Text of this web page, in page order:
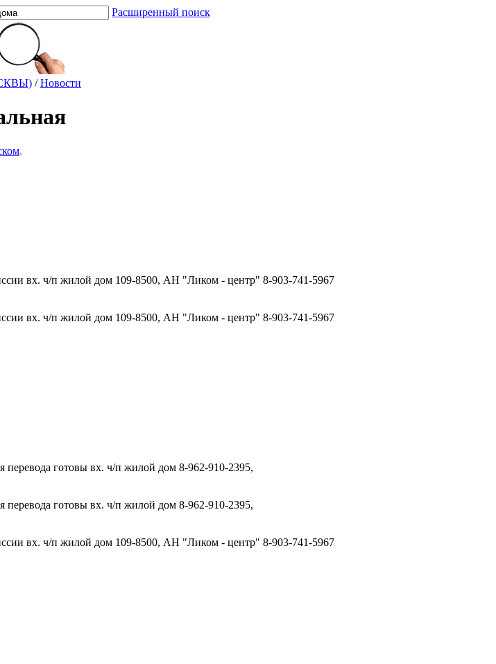
Расширенный поиск
/Новости
.
вх. ч/п жилой дом 109-8500, АН "Ликом - центр" 8-903-741-5967
вх. ч/п жилой дом 109-8500, АН "Ликом - центр" 8-903-741-5967
перевода готовы вх. ч/п жилой дом 8-962-910-2395,
перевода готовы вх. ч/п жилой дом 8-962-910-2395,
вх. ч/п жилой дом 109-8500, АН "Ликом - центр" 8-903-741-5967